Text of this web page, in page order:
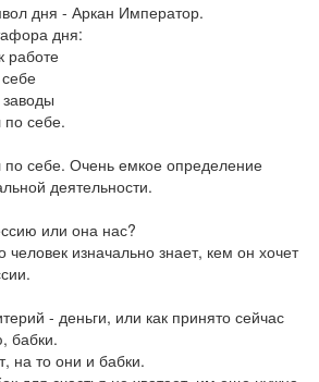
дня - Аркан Император.
дня:
работе
себе.
себе. Очень емкое определение
деятельности.
или она нас?
человек изначально знает, кем он хочет
- деньги, или как принято сейчас
бабки.
на то они и бабки.